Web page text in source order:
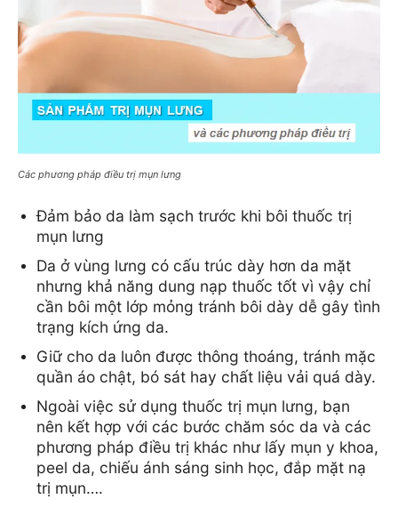
Các phương pháp điều trị mụn lưng
Đảm bảo da làm sạch trước khi bôi thuốc trị
mụn lưng
Da ở vùng lưng có cấu trúc dày hơn da mặt
nhưng khả năng dung nạp thuốc tốt vì vậy chỉ
cần bôi một lớp mỏng tránh bôi dày dễ gây tình
trạng kích ứng da.
Giữ cho da luôn được thông thoáng, tránh mặc
quần áo chật, bó sát hay chất liệu vải quá dày.
Ngoài việc sử dụng thuốc trị mụn lưng, bạn
nên kết hợp với các bước chăm sóc da và các
phương pháp điều trị khác như lấy mụn y khoa,
peel da, chiếu ánh sáng sinh học, đắp mặt nạ
trị mụn….